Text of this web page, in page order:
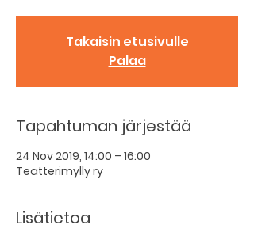
Takaisin etusivulle
Palaa
Tapahtuman järjestää
24 Nov 2019, 14:00 – 16:00
Teatterimylly ry
Lisätietoa